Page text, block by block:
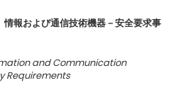
報および通信技術機器－安全要求事
and Communication
Requirements